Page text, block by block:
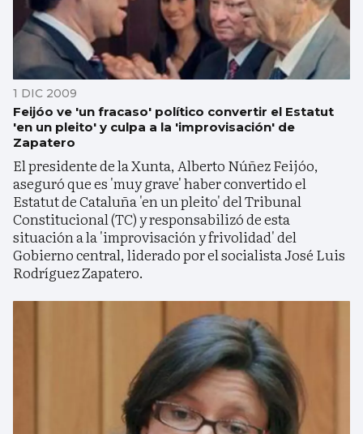
1 DIC 2009
Feijóo ve 'un fracaso' político convertir el Estatut
'en un pleito' y culpa a la 'improvisación' de
Zapatero
El presidente de la Xunta, Alberto Núñez Feijóo,
aseguró que es 'muy grave' haber convertido el
Estatut de Cataluña 'en un pleito' del Tribunal
Constitucional (TC) y responsabilizó de esta
situación a la 'improvisación y frivolidad' del
Gobierno central, liderado por el socialista José Luis
Rodríguez Zapatero.